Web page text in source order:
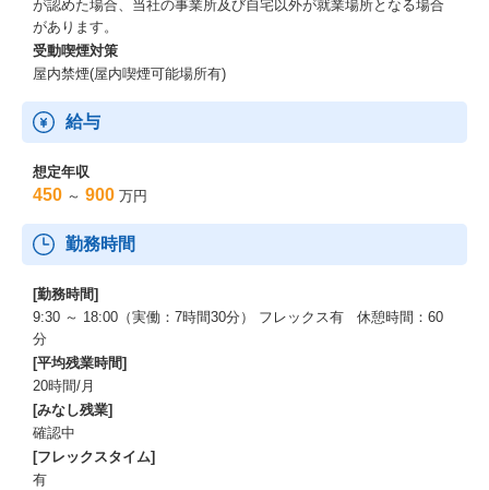
が認めた場合、当社の事業所及び自宅以外が就業場所となる場合
があります。
受動喫煙対策
屋内禁煙(屋内喫煙可能場所有)
給与
想定年収
450 ～ 900 万円
勤務時間
[勤務時間]
9:30 ～ 18:00（実働：7時間30分） フレックス有 休憩時間：60
分
[平均残業時間]
20時間/月
[みなし残業]
確認中
[フレックスタイム]
有